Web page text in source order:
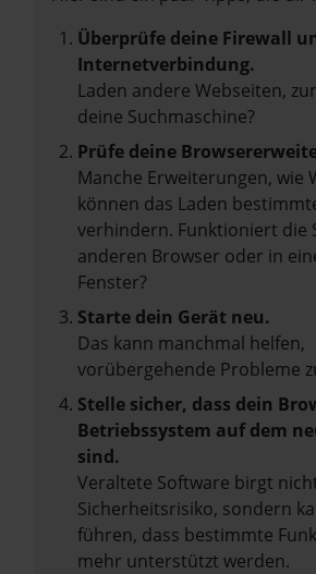
Überprüfe deine Firewall
Internetverbindung.
Laden andere Webseiten,
deine Suchmaschine?
Prüfe deine
Manche Erweiterungen, wie
können das Laden
verhindern. Funktioniert die
anderen Browser oder in
Fenster?
Starte dein Gerät neu.
Das kann manchmal helfen,
vorübergehende Probleme
Stelle sicher, dass dein
Betriebssystem auf dem
sind.
Veraltete Software birgt
Sicherheitsrisiko, sondern
führen, dass bestimmte
mehr unterstützt werden.